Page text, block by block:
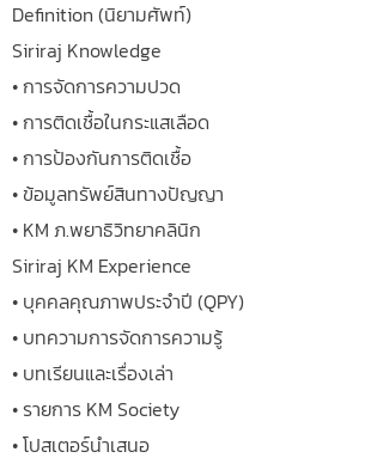
Definition (นิยามศัพท์)
Siriraj Knowledge
• การจัดการความปวด
• การติดเชื้อในกระแสเลือด
• การป้องกันการติดเชื้อ
• ข้อมูลทรัพย์สินทางปัญญา
• KM ภ.พยาธิวิทยาคลินิก
Siriraj KM Experience
• บุคคลคุณภาพประจำปี (QPY)
• บทความการจัดการความรู้
• บทเรียนและเรื่องเล่า
• รายการ KM Society
• โปสเตอร์นำเสนอ